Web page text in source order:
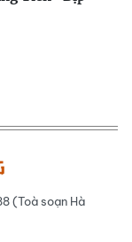
(Toà soạn Hà